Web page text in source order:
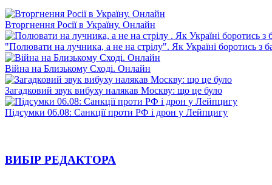
Вторгнення Росії в Україну. Онлайн
"Полювати на лучника, а не на стрілу". Як Україні боротись з
Війна на Близькому Сході. Онлайн
Загадковий звук вибуху налякав Москву: що це було
Підсумки 06.08: Санкції проти РФ і дрон у Лейпцигу
ВИБІР РЕДАКТОРА